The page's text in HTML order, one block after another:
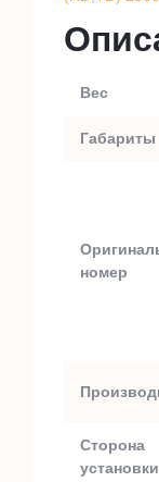
Вес
Габариты
номер
Сторона
установки